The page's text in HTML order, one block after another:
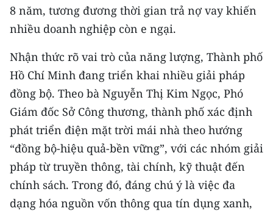
8 năm, tương đương thời gian trả nợ vay khiến
nhiều doanh nghiệp còn e ngại.
Nhận thức rõ vai trò của năng lượng, Thành phố
Hồ Chí Minh đang triển khai nhiều giải pháp
đồng bộ. Theo bà Nguyễn Thị Kim Ngọc, Phó
Giám đốc Sở Công thương, thành phố xác định
phát triển điện mặt trời mái nhà theo hướng
“đồng bộ-hiệu quả-bền vững”, với các nhóm giải
pháp từ truyền thông, tài chính, kỹ thuật đến
chính sách. Trong đó, đáng chú ý là việc đa
dạng hóa nguồn vốn thông qua tín dụng xanh,